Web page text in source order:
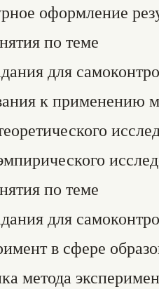
оформление
по теме
для
к применению
по теме
для
в сфере
метода